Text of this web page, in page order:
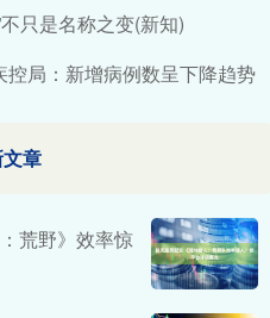
只是名称之变(新知)
局：新增病例数呈下降趋势
章
荒野》效率惊